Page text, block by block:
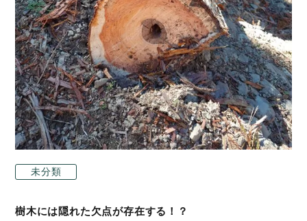
未分類
樹木には隠れた欠点が存在する！？